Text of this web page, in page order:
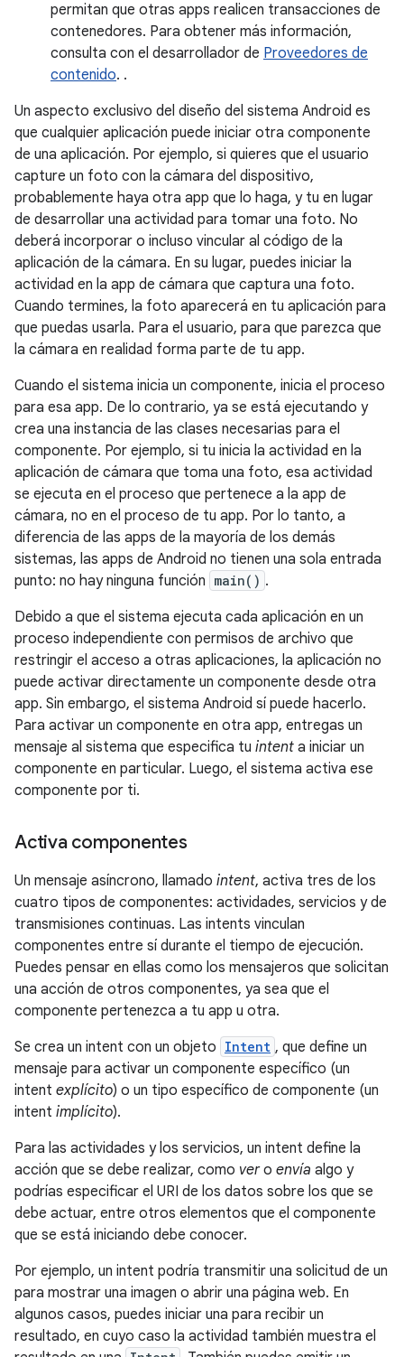
permitan que otras apps realicen transacciones de
contenedores. Para obtener más información,
consulta con el desarrollador de Proveedores de
contenido. .
Un aspecto exclusivo del diseño del sistema Android es
que cualquier aplicación puede iniciar otra componente
de una aplicación. Por ejemplo, si quieres que el usuario
capture un foto con la cámara del dispositivo,
probablemente haya otra app que lo haga, y tu en lugar
de desarrollar una actividad para tomar una foto. No
deberá incorporar o incluso vincular al código de la
aplicación de la cámara. En su lugar, puedes iniciar la
actividad en la app de cámara que captura una foto.
Cuando termines, la foto aparecerá en tu aplicación para
que puedas usarla. Para el usuario, para que parezca que
la cámara en realidad forma parte de tu app.
Cuando el sistema inicia un componente, inicia el proceso
para esa app. De lo contrario, ya se está ejecutando y
crea una instancia de las clases necesarias para el
componente. Por ejemplo, si tu inicia la actividad en la
aplicación de cámara que toma una foto, esa actividad
se ejecuta en el proceso que pertenece a la app de
cámara, no en el proceso de tu app. Por lo tanto, a
diferencia de las apps de la mayoría de los demás
sistemas, las apps de Android no tienen una sola entrada
punto: no hay ninguna función main() .
Debido a que el sistema ejecuta cada aplicación en un
proceso independiente con permisos de archivo que
restringir el acceso a otras aplicaciones, la aplicación no
puede activar directamente un componente desde otra
app. Sin embargo, el sistema Android sí puede hacerlo.
Para activar un componente en otra app, entregas un
mensaje al sistema que especifica tu intent a iniciar un
componente en particular. Luego, el sistema activa ese
componente por ti.
Activa componentes
Un mensaje asíncrono, llamado intent, activa tres de los
cuatro tipos de componentes: actividades, servicios y de
transmisiones continuas. Las intents vinculan
componentes entre sí durante el tiempo de ejecución.
Puedes pensar en ellas como los mensajeros que solicitan
una acción de otros componentes, ya sea que el
componente pertenezca a tu app u otra.
Se crea un intent con un objeto Intent , que define un
mensaje para activar un componente específico (un
intent explícito) o un tipo específico de componente (un
intent implícito).
Para las actividades y los servicios, un intent define la
acción que se debe realizar, como vero envía algo y
podrías especificar el URI de los datos sobre los que se
debe actuar, entre otros elementos que el componente
que se está iniciando debe conocer.
Por ejemplo, un intent podría transmitir una solicitud de un
para mostrar una imagen o abrir una página web. En
algunos casos, puedes iniciar una para recibir un
resultado, en cuyo caso la actividad también muestra el